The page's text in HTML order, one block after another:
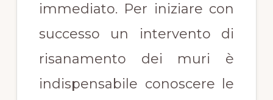
immediato. Per iniziare con
successo un intervento di
risanamento dei muri è
indispensabile conoscere le